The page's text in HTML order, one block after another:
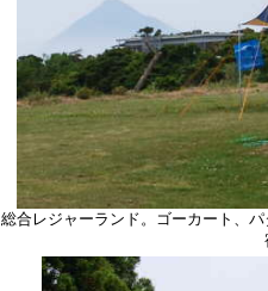
総合レジャーランド。ゴーカート、